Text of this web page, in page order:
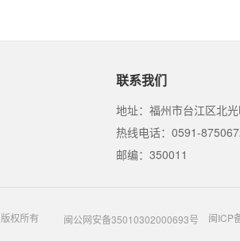
联系我们
地址：福州市台江区北
热线电话：0591-
邮编：350011
权所有 闽公网安备35010302000693号 闽ICP